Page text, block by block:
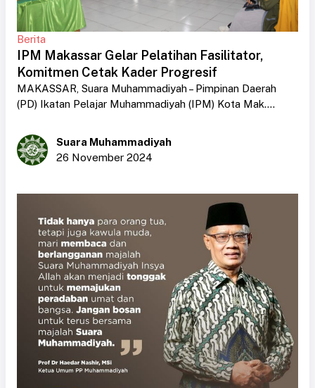
Berita
IPM Makassar Gelar Pelatihan Fasilitator,
Komitmen Cetak Kader Progresif
MAKASSAR, Suara Muhammadiyah – Pimpinan Daerah
(PD) Ikatan Pelajar Muhammadiyah (IPM) Kota Mak....
Suara Muhammadiyah
26 November 2024